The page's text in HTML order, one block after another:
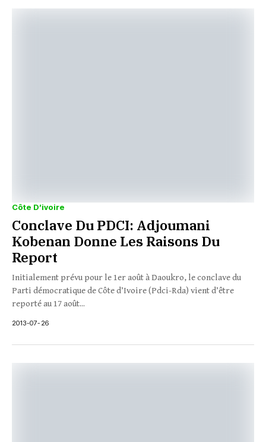
Côte D’ivoire
Conclave Du PDCI: Adjoumani
Kobenan Donne Les Raisons Du
Report
Initialement prévu pour le 1er août à Daoukro, le conclave du
Parti démocratique de Côte d’Ivoire (Pdci-Rda) vient d’être
reporté au 17 août...
2013-07-26